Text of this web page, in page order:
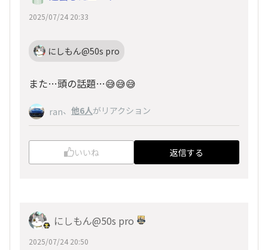
2025/07/24 20:33
にしもん@50s pro
また…頭の話題…😅😅😅
ran、 他6人がリアクション
いいね 返信する
にしもん@50s pro
2025/07/24 20:50